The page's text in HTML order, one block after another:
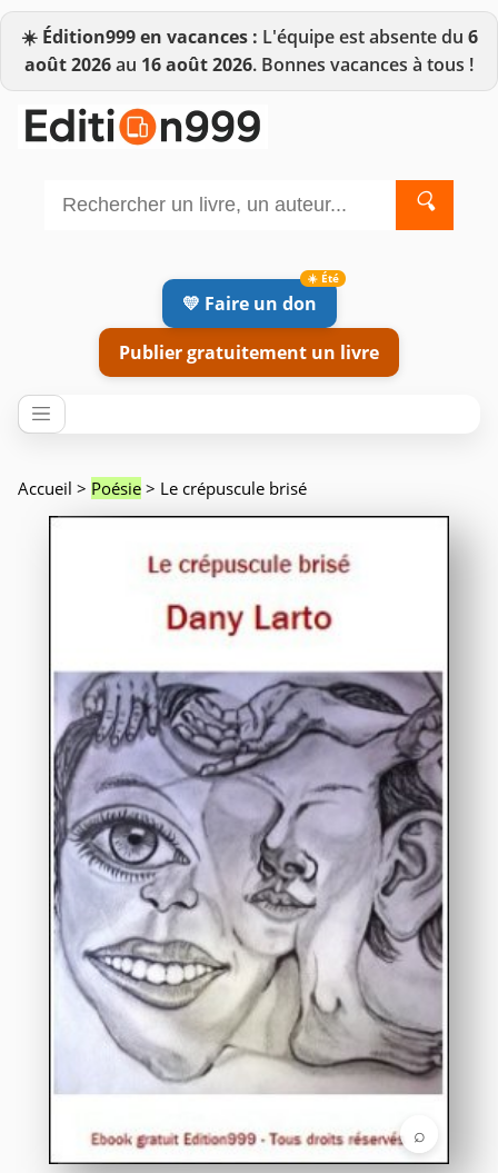
☀️ Édition999 en vacances : L'équipe est absente du 6
août 2026au 16 août 2026. Bonnes vacances à tous !
🔍
💛 Faire un don
Publier gratuitement un livre
Accueil > Poésie > Le crépuscule brisé
⌕